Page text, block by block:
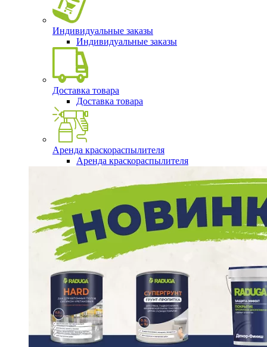
Индивидуальные заказы
Индивидуальные заказы
Доставка товара
Доставка товара
Аренда краскораспылителя
Аренда краскораспылителя